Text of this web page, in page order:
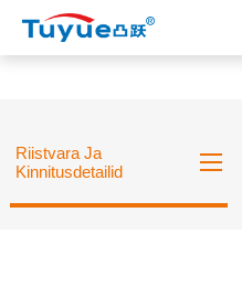
Riistvara Ja
Kinnitusdetailid